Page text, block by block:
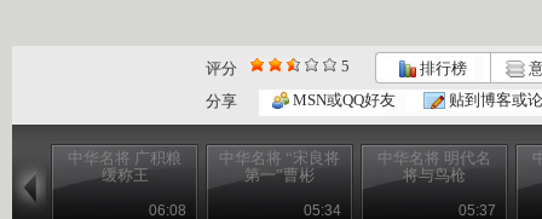
评分 5 排行榜
分享
MSN或QQ好友 贴到博客或
中华名将 广积粮
缓称王
06:08
中华名将 “宋良将
第一”曹彬
05:34
中华名将 明代名
将与鸟枪
05:37